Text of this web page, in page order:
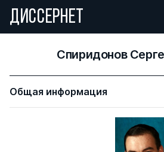
ДИССЕРНЕТ
Спиридонов
Общая информация